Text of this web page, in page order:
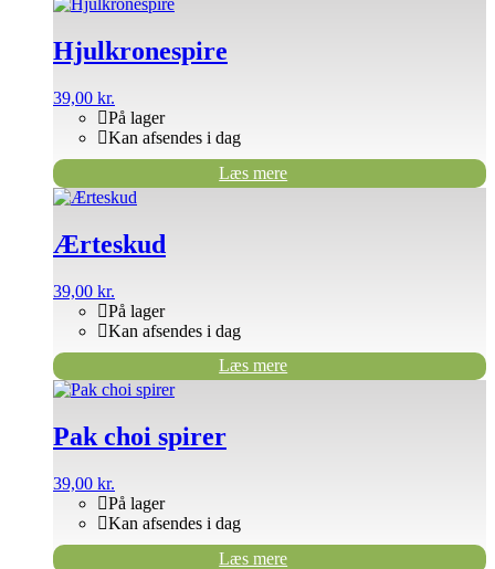
Hjulkronespire
39,00 kr.
På lager
Kan afsendes i dag
Læs mere
Ærteskud
39,00 kr.
På lager
Kan afsendes i dag
Læs mere
Pak choi spirer
39,00 kr.
På lager
Kan afsendes i dag
Læs mere